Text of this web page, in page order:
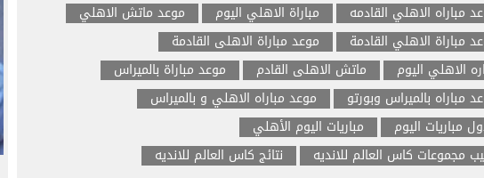
مباراه الاهلي القادمه
مباراة الاهلي اليوم
موعد ماتش الاهلي
مباراة الاهلي القادمة
موعد مباراة الاهلى القادمة
الاهلي اليوم
ماتش الاهلى القادم
موعد مباراة بالميراس
مباراه بالميراس وبورتو
موعد مباراه الاهلي و بالميراس
مباريات اليوم
مباريات اليوم الأهلي
مجموعات كاس العالم للانديه
نتائج كاس العالم للانديه